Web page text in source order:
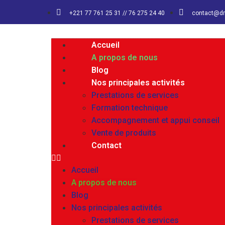
+221 77 761 25 31 // 76 275 24 40
Accueil
A propos de nous
Blog
Nos principales activités
Prestations de services
Formation technique
Accompagnement et appui conseil
Vente de produits
Contact
Accueil
A propos de nous
Blog
Nos principales activités
Prestations de services